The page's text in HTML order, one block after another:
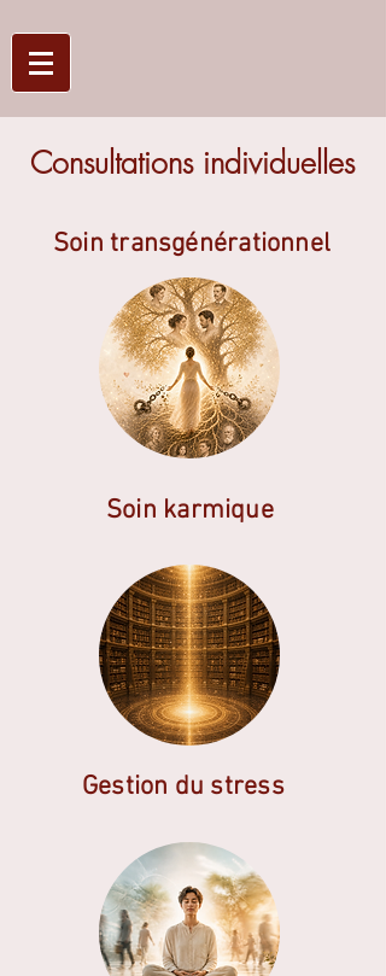
Consultations individuelles​​​​​
Soin transgénérationnel
Soin karmique
Gestion du stress